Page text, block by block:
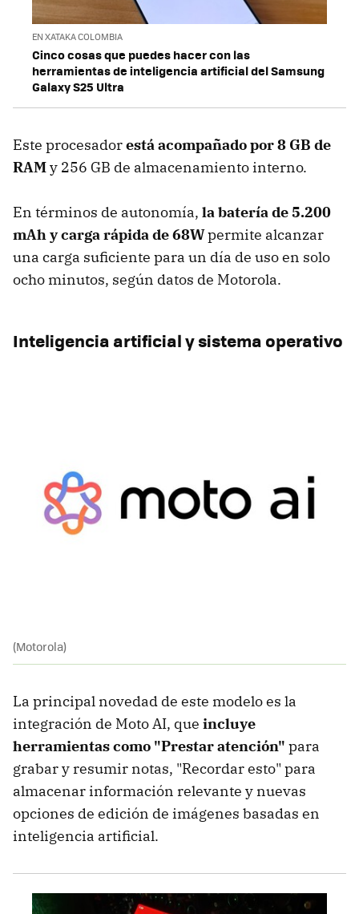
EN XATAKA COLOMBIA
Cinco cosas que puedes hacer con las
herramientas de inteligencia artificial del Samsung
Galaxy S25 Ultra
Este procesadorestá acompañado por 8 GB de
RAMy 256 GB de almacenamiento interno.
En términos de autonomía, la batería de 5.200
mAh y carga rápida de 68Wpermite alcanzar
una carga suficiente para un día de uso en solo
ocho minutos, según datos de Motorola.
Inteligencia artificial y sistema operativo
(Motorola)
La principal novedad de este modelo es la
integración de Moto AI, que incluye
herramientas como "Prestar atención" para
grabar y resumir notas, "Recordar esto" para
almacenar información relevante y nuevas
opciones de edición de imágenes basadas en
inteligencia artificial.